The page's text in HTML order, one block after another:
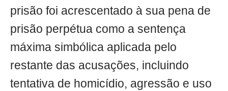
prisão foi acrescentado à sua pena de
prisão perpétua como a sentença
máxima simbólica aplicada pelo
restante das acusações, incluindo
tentativa de homicídio, agressão e uso